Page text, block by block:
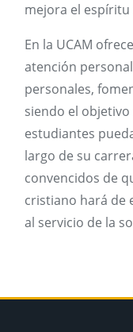
mejora el
En la UCAM
atención
personales,
siendo el
estudiantes
largo de su
convencidos de
cristiano hará de
al servicio de la